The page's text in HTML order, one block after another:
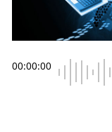
00:00:00